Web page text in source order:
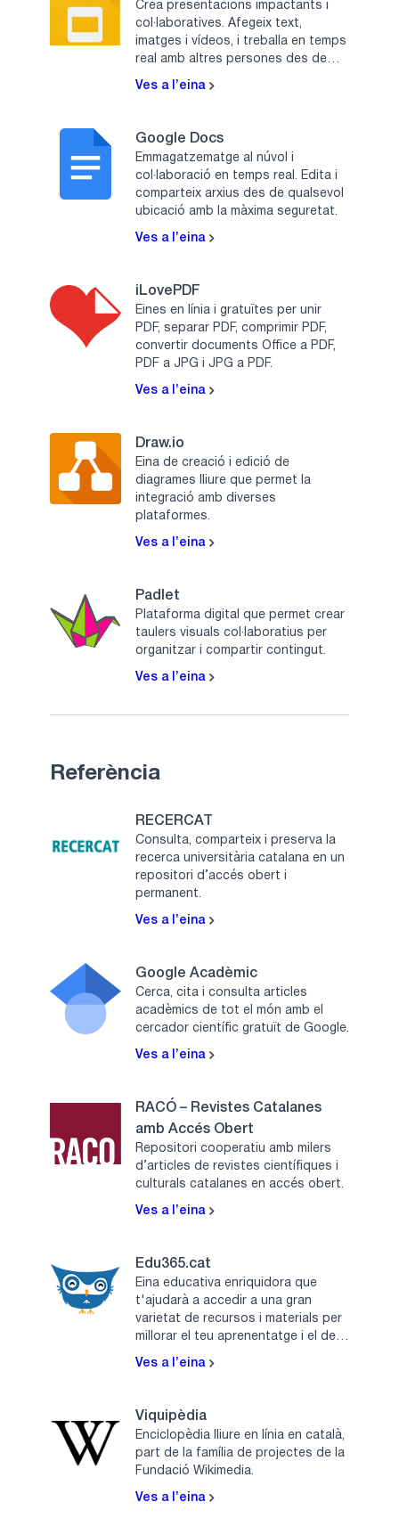
Crea presentacions impactants i
col·laboratives. Afegeix text,
imatges i vídeos, i treballa en temps
real amb altres persones des de
qualsevol lloc.
Ves a l’eina
Google Docs
Emmagatzematge al núvol i
col·laboració en temps real. Edita i
comparteix arxius des de qualsevol
ubicació amb la màxima seguretat.
Ves a l’eina
iLovePDF
Eines en línia i gratuïtes per unir
PDF, separar PDF, comprimir PDF,
convertir documents Office a PDF,
PDF a JPG i JPG a PDF.
Ves a l’eina
Draw.io
Eina de creació i edició de
diagrames lliure que permet la
integració amb diverses
plataformes.
Ves a l’eina
Padlet
Plataforma digital que permet crear
taulers visuals col·laboratius per
organitzar i compartir contingut.
Ves a l’eina
Referència
RECERCAT
Consulta, comparteix i preserva la
recerca universitària catalana en un
repositori d’accés obert i
permanent.
Ves a l’eina
Google Acadèmic
Cerca, cita i consulta articles
acadèmics de tot el món amb el
cercador científic gratuït de Google.
Ves a l’eina
RACÓ – Revistes Catalanes
amb Accés Obert
Repositori cooperatiu amb milers
d’articles de revistes científiques i
culturals catalanes en accés obert.
Ves a l’eina
Edu365.cat
Eina educativa enriquidora que
t'ajudarà a accedir a una gran
varietat de recursos i materials per
millorar el teu aprenentatge i el dels
teus fills.
Ves a l’eina
Viquipèdia
Enciclopèdia lliure en línia en català,
part de la família de projectes de la
Fundació Wikimedia.
Ves a l’eina